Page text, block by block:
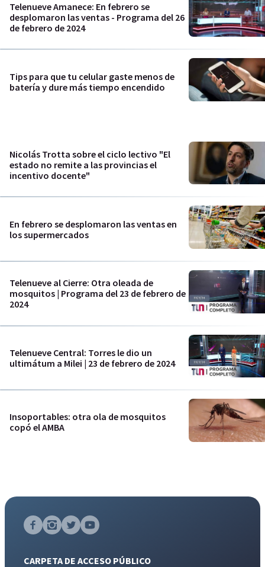
Telenueve Amanece: En febrero se
desplomaron las ventas - Programa del 26
de febrero de 2024
Tips para que tu celular gaste menos de
batería y dure más tiempo encendido
Nicolás Trotta sobre el ciclo lectivo "El
estado no remite a las provincias el
incentivo docente"
En febrero se desplomaron las ventas en
los supermercados
Telenueve al Cierre: Otra oleada de
mosquitos | Programa del 23 de febrero de
2024
Telenueve Central: Torres le dio un
ultimátum a Milei | 23 de febrero de 2024
Insoportables: otra ola de mosquitos
copó el AMBA
CARPETA DE ACCESO PÚBLICO